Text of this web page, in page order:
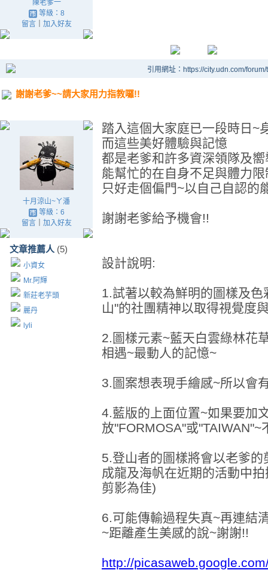
陳老爹一
等級：8
留言｜ 加入好友
引用網址：https://city.udn.com/
謝謝老爹~~請大家用力指教囉!!
十月涼山~ㄚ潘
等級：6
留言｜ 加入好友
文章推薦人 (5)
小資女
Mr.阿輝
新莊老芋頭
麗丹
lyli
踏入這個大家庭已一段時日~
而這些美好體驗與記憶
都是老爹和許多資深領隊及
能幫忙的在自身不足與體力
只好走個偏門~以自己自認的
謝謝老爹給予機會!!
設計說明:
1.試著以較為鮮明的圖樣及
山"的社團精神以取得視覺度
2.圖樣元素~藍天白雲綠林花
相遇~最動人的記憶~
3.圖案想表現手繪感~所以會
4.藍版的上面位置~如果要加
放"FORMOSA"或"TAIWAN"~
5.登山者的圖樣將會以老爹
成龍及海帆在近期的活動中
剪影為佳)
6.可能傳輸過程失真~再連結
~距離產生美感的說~謝謝!!
http://